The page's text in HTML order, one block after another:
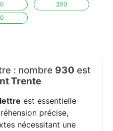
200
: nombre 930 est
Trente
est essentielle
précise,
nécessitant une